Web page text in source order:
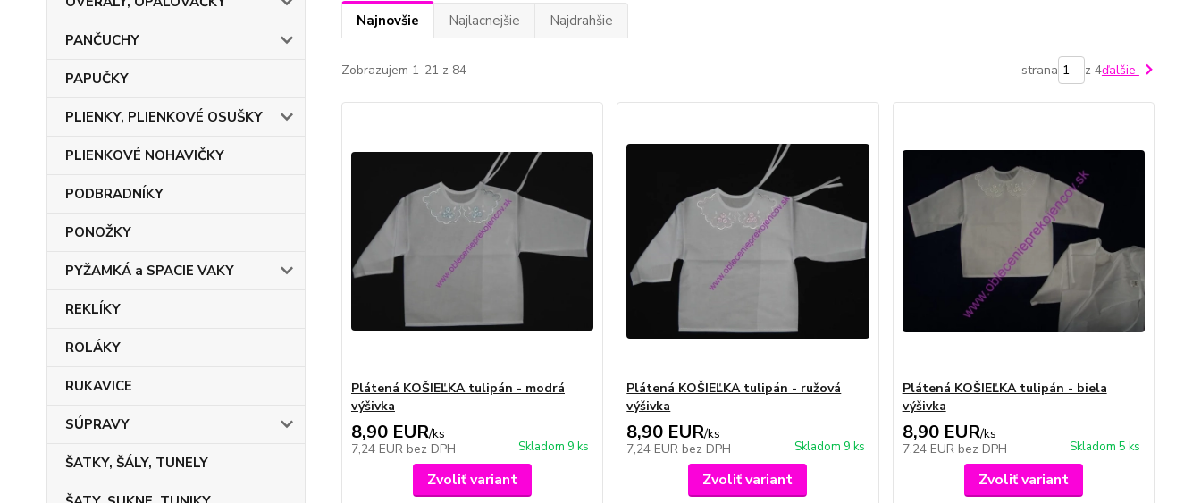
PANČUCHY
PAPUČKY
PLIENKY, PLIENKOVÉ OSUŠKY
PLIENKOVÉ NOHAVIČKY
PODBRADNÍKY
PONOŽKY
PYŽAMKÁ a SPACIE VAKY
REKLÍKY
ROLÁKY
RUKAVICE
SÚPRAVY
ŠATKY, ŠÁLY, TUNELY
Najnovšie Najlacnejšie Najdrahšie
Zobrazujem 1-21 z 84 strana z 4ďalšie
Plátená KOŠIEĽKA tulipán - modrá
výšivka
8,90 EUR/ks
7,24 EUR bez DPH Skladom 9 ks
Zvoliť variant
Plátená KOŠIEĽKA tulipán - ružová
výšivka
8,90 EUR/ks
7,24 EUR bez DPH Skladom 9 ks
Zvoliť variant
Plátená KOŠIEĽKA tulipán - biela
výšivka
8,90 EUR/ks
7,24 EUR bez DPH Skladom 5 ks
Zvoliť variant